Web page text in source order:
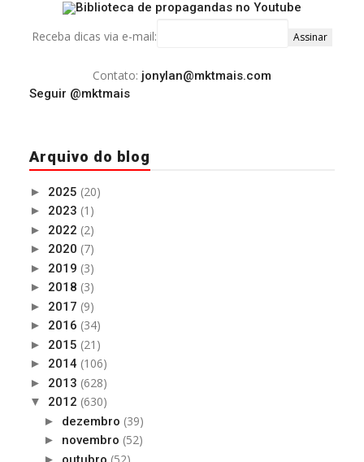
Receba dicas via e-mail:
Contato: jonylan@mktmais.com
Seguir @mktmais
Arquivo do blog
► 2025 (20)
► 2023 (1)
► 2022 (2)
► 2020 (7)
► 2019 (3)
► 2018 (3)
► 2017 (9)
► 2016 (34)
► 2015 (21)
► 2014 (106)
► 2013 (628)
▼ 2012 (630)
► dezembro (39)
► novembro (52)
►